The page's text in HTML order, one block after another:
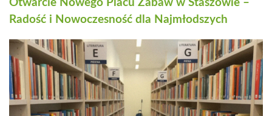
Otwarcie Nowego Placu Zabaw w Staszowie –
Radość i Nowoczesność dla Najmłodszych